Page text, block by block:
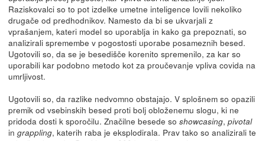
Raziskovalci so to pot izdelke umetne inteligence lovili nekoliko
drugače od predhodnikov. Namesto da bi se ukvarjali z
vprašanjem, kateri model so uporablja in kako ga prepoznati, so
analizirali spremembe v pogostosti uporabe posameznih besed.
Ugotovili so, da se je besedišče korenito spremenilo, za kar so
uporabili kar podobno metodo kot za proučevanje vpliva covida na
umrljivost.
Ugotovili so, da razlike nedvomno obstajajo. V splošnem so opazili
premik od vsebinskih besed proti bolj obloženemu slogu, ki ne
pridoda dosti k sporočilu. Značilne besede so showcasing, pivotal
in grappling, katerih raba je eksplodirala. Prav tako so analizirali te